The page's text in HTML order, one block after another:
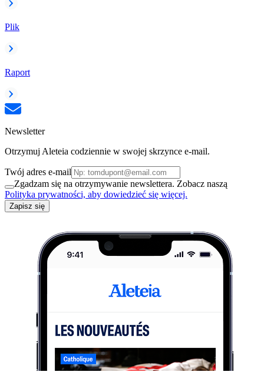
Plik
Raport
Newsletter
Otrzymuj Aleteia codziennie w swojej skrzynce e-mail.
Twój adres e-mail
Zgadzam się na otrzymywanie newslettera. Zobacz naszą
Polityka prywatności, aby dowiedzieć się więcej.
Zapisz się